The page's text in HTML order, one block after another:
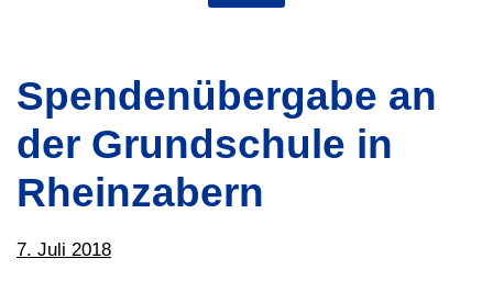
Spendenübergabe an
der Grundschule in
Rheinzabern
7. Juli 2018